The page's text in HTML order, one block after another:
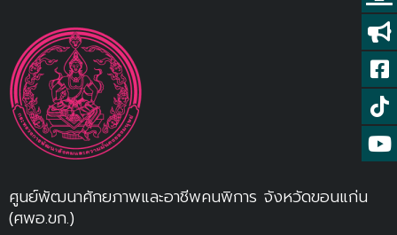
ศูนย์พัฒนาศักยภาพและอาชีพคนพิการ จังหวัดขอนแก่น
(ศพอ.ขก.)